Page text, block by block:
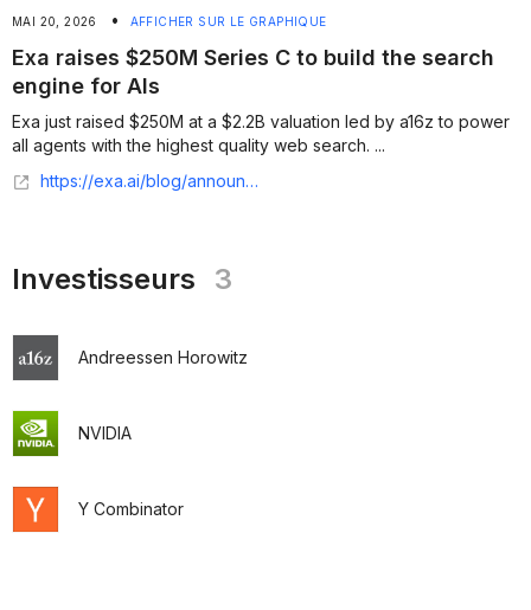
MAI 20, 2026 • AFFICHER SUR LE GRAPHIQUE
Exa raises $250M Series C to build the search
engine for AIs
Exa just raised $250M at a $2.2B valuation led by a16z to power
all agents with the highest quality web search. ...
https://exa.ai/blog/announcing-series-c
Investisseurs 3
Andreessen Horowitz
NVIDIA
Y Combinator